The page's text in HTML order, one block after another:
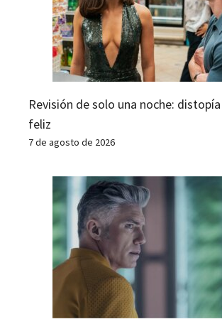
Revisión de solo una noche:
feliz
7 de agosto de 2026